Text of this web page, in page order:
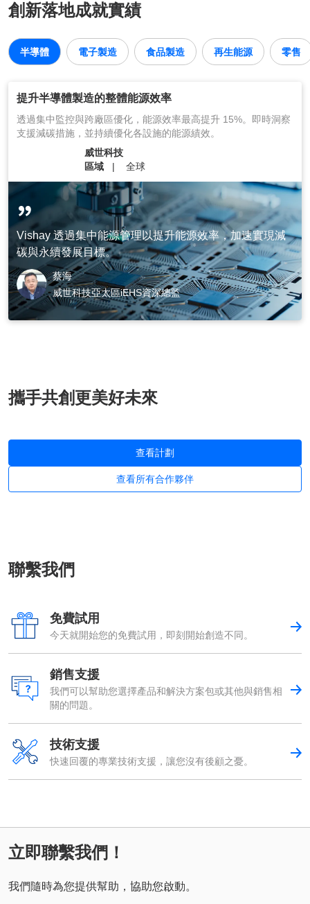
創新落地成就實績
半導體 電子製造 食品製造 再生能源 零售
提升半導體製造的整體能源效率
透過集中監控與跨廠區優化，能源效率最高提升 15%。即時洞察
支援減碳措施，並持續優化各設施的能源績效。
威世科技
區域
全球
Vishay 透過集中能源管理以提升能源效率，加速實現減
碳與永續發展目標。
蔡海
威世科技亞太區iEHS資深總監
攜手共創更美好未來
查看計劃
查看所有合作夥伴
聯繫我們
免費試用
今天就開始您的免費試用，即刻開始創造不同。
銷售支援
我們可以幫助您選擇產品和解決方案包或其他與銷售相
關的問題。
技術支援
快速回覆的專業技術支援，讓您沒有後顧之憂。
立即聯繫我們！
我們隨時為您提供幫助，協助您啟動。